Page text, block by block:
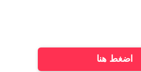
اضغط هنا